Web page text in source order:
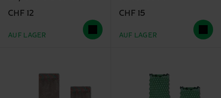
CHF 12
AUF LAGER
CHF 15
AUF LAGER